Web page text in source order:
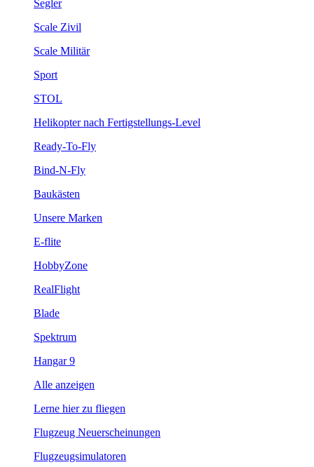
Segler
Scale Zivil
Scale Militär
Sport
STOL
Helikopter nach Fertigstellungs-Level
Ready-To-Fly
Bind-N-Fly
Baukästen
Unsere Marken
E-flite
HobbyZone
RealFlight
Blade
Spektrum
Hangar 9
Alle anzeigen
Lerne hier zu fliegen
Flugzeug Neuerscheinungen
Flugzeugsimulatoren